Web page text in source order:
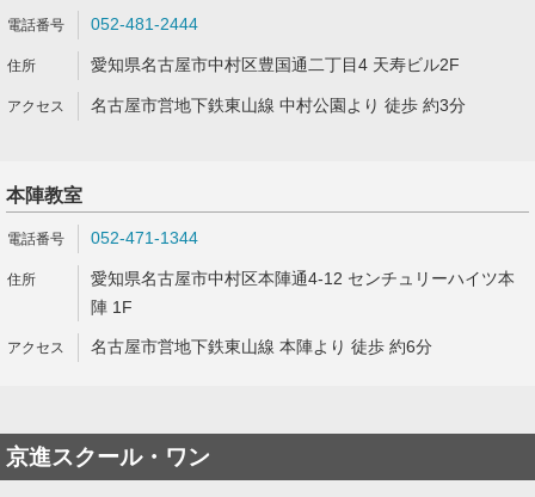
052-481-2444
愛知県名古屋市中村区豊国通二丁目4 天寿ビル2F
名古屋市営地下鉄東山線 中村公園より 徒歩 約3分
本陣教室
052-471-1344
愛知県名古屋市中村区本陣通4-12 センチュリーハイツ本
陣 1F
名古屋市営地下鉄東山線 本陣より 徒歩 約6分
京進スクール・ワン